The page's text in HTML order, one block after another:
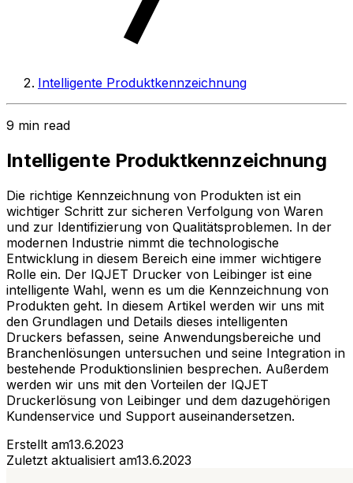
Intelligente Produktkennzeichnung
9 min read
Intelligente Produktkennzeichnung
Die richtige Kennzeichnung von Produkten ist ein
wichtiger Schritt zur sicheren Verfolgung von Waren
und zur Identifizierung von Qualitätsproblemen. In der
modernen Industrie nimmt die technologische
Entwicklung in diesem Bereich eine immer wichtigere
Rolle ein. Der IQJET Drucker von Leibinger ist eine
intelligente Wahl, wenn es um die Kennzeichnung von
Produkten geht. In diesem Artikel werden wir uns mit
den Grundlagen und Details dieses intelligenten
Druckers befassen, seine Anwendungsbereiche und
Branchenlösungen untersuchen und seine Integration in
bestehende Produktionslinien besprechen. Außerdem
werden wir uns mit den Vorteilen der IQJET
Druckerlösung von Leibinger und dem dazugehörigen
Kundenservice und Support auseinandersetzen.
Erstellt am13.6.2023
Zuletzt aktualisiert am13.6.2023